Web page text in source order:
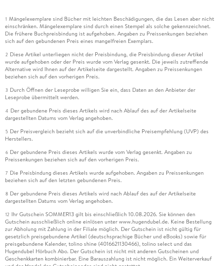
1 Mängelexemplare sind Bücher mit leichten Beschädigungen, die das Lesen aber nicht
einschränken. Mängelexemplare sind durch einen Stempel als solche gekennzeichnet.
Die frühere Buchpreisbindung ist aufgehoben. Angaben zu Preissenkungen beziehen
sich auf den gebundenen Preis eines mangelfreien Exemplars.
2 Diese Artikel unterliegen nicht der Preisbindung, die Preisbindung dieser Artikel
wurde aufgehoben oder der Preis wurde vom Verlag gesenkt. Die jeweils zutreffende
Alternative wird Ihnen auf der Artikelseite dargestellt. Angaben zu Preissenkungen
beziehen sich auf den vorherigen Preis.
3 Durch Öffnen der Leseprobe willigen Sie ein, dass Daten an den Anbieter der
Leseprobe übermittelt werden.
4 Der gebundene Preis dieses Artikels wird nach Ablauf des auf der Artikelseite
dargestellten Datums vom Verlag angehoben.
5 Der Preisvergleich bezieht sich auf die unverbindliche Preisempfehlung (UVP) des
Herstellers.
6 Der gebundene Preis dieses Artikels wurde vom Verlag gesenkt. Angaben zu
Preissenkungen beziehen sich auf den vorherigen Preis.
7 Die Preisbindung dieses Artikels wurde aufgehoben. Angaben zu Preissenkungen
beziehen sich auf den letzten gebundenen Preis.
8 Der gebundene Preis dieses Artikels wird nach Ablauf des auf der Artikelseite
dargestellten Datums vom Verlag angehoben.
12 Ihr Gutschein SOMMER13 gilt bis einschließlich 10.08.2026. Sie können den
Gutschein ausschließlich online einlösen unter www.hugendubel.de. Keine Bestellung
zur Abholung mit Zahlung in der Filiale möglich. Der Gutschein ist nicht gültig für
gesetzlich preisgebundene Artikel (deutschsprachige Bücher und eBooks) sowie für
preisgebundene Kalender, tolino shine (4016621130466), tolino select und das
Hugendubel Hörbuch Abo. Der Gutschein ist nicht mit anderen Gutscheinen und
Geschenkkarten kombinierbar. Eine Barauszahlung ist nicht möglich. Ein Weiterverkauf